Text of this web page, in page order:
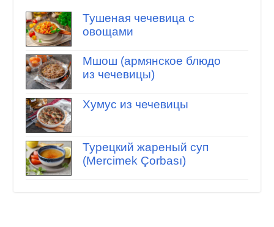
Тушеная чечевица с
овощами
Мшош (армянское блюдо
из чечевицы)
Хумус из чечевицы
Турецкий жареный суп
(Mercimek Çorbası)